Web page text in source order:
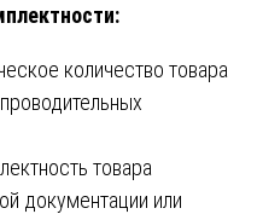
количество товара
товара
документации или